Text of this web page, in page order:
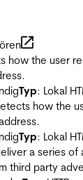
how the user
Typ: Lokal
how the
Typ: Lokal
a series
third party